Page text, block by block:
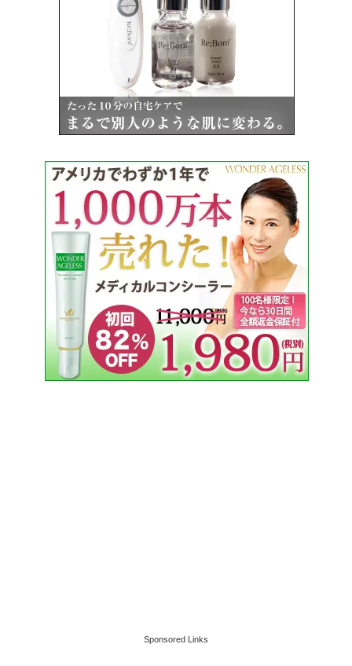
Sponsored Links